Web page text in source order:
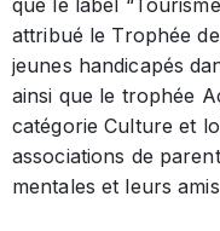
que le label
attribué le Trophée
jeunes handicapés
ainsi que le trophée
catégorie Culture et
associations de
mentales et leurs